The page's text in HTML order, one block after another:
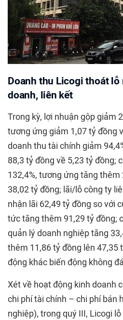
Doanh thu Licogi thoát lỗ
doanh, liên kết
Trong kỳ, lợi nhuận gộp giảm
tương ứng giảm 1,07 tỷ đồng
doanh thu tài chính giảm
88,3 tỷ đồng về 5,23 tỷ đồng;
132,4%, tương ứng tăng thêm
38,02 tỷ đồng; lãi/lỗ công ty
nhận lãi 62,49 tỷ đồng so với
tức tăng thêm 91,29 tỷ đồng;
quản lý doanh nghiệp tăng
thêm 11,86 tỷ đồng lên 47,35
động khác biến động không
Xét về hoạt động kinh doanh
chi phí tài chính – chi phí bán
nghiệp), trong quý III, Licogi